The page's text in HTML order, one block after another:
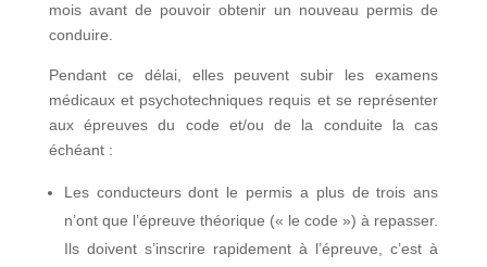
mois avant de pouvoir obtenir un nouveau permis de
conduire.
Pendant ce délai, elles peuvent subir les examens
médicaux et psychotechniques requis et se représenter
aux épreuves du code et/ou de la conduite la cas
échéant :
Les conducteurs dont le permis a plus de trois ans
n’ont que l’épreuve théorique (« le code ») à repasser.
Ils doivent s’inscrire rapidement à l’épreuve, c’est à